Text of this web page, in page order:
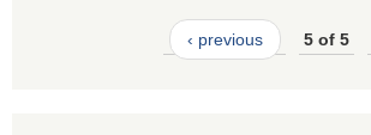
‹ previous 5 of 5